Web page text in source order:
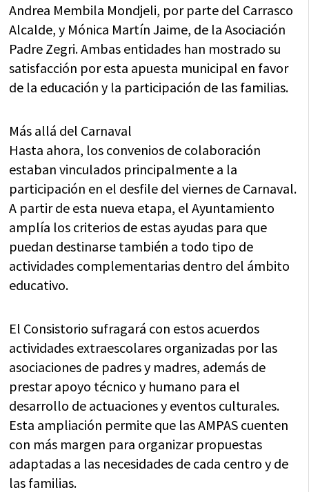
Andrea Membila Mondjeli, por parte del Carrasco
Alcalde, y Mónica Martín Jaime, de la Asociación
Padre Zegri. Ambas entidades han mostrado su
satisfacción por esta apuesta municipal en favor
de la educación y la participación de las familias.
Más allá del Carnaval
Hasta ahora, los convenios de colaboración
estaban vinculados principalmente a la
participación en el desfile del viernes de Carnaval.
A partir de esta nueva etapa, el Ayuntamiento
amplía los criterios de estas ayudas para que
puedan destinarse también a todo tipo de
actividades complementarias dentro del ámbito
educativo.
El Consistorio sufragará con estos acuerdos
actividades extraescolares organizadas por las
asociaciones de padres y madres, además de
prestar apoyo técnico y humano para el
desarrollo de actuaciones y eventos culturales.
Esta ampliación permite que las AMPAS cuenten
con más margen para organizar propuestas
adaptadas a las necesidades de cada centro y de
las familias.